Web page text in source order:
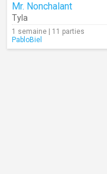
Mr. Nonchalant
Tyla
1 semaine | 11 parties
PabloBiel